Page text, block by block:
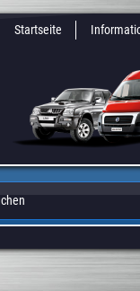
Startseite
& Niveaufedern